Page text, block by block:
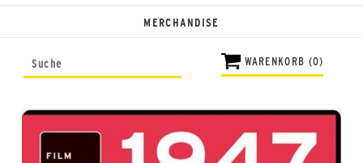
MERCHANDISE
WARENKORB (0)